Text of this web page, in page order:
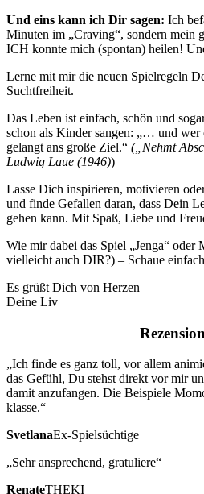
Und eins kann ich Dir sagen: Ich
Minuten im „Craving“, sondern mein
ICH konnte mich (spontan) heilen!
Lerne mit mir die neuen Spielregeln
Suchtfreiheit.
Das Leben ist einfach, schön und
schon als Kinder sangen: „… und wer
gelangt ans große Ziel.“ („Nehmt
Ludwig Laue (1946))
Lasse Dich inspirieren, motivieren
und finde Gefallen daran, dass Dein
gehen kann. Mit Spaß, Liebe und
Wie mir dabei das Spiel „Jenga“ oder
vielleicht auch DIR?) – Schaue
Es grüßt Dich von Herzen
Deine Liv
„Ich finde es ganz toll, vor allem
das Gefühl, Du stehst direkt vor mir
damit anzufangen. Die Beispiele
klasse.“
SvetlanaEx-Spielsüchtige
„Sehr ansprechend, gratuliere“
RenateTHEKI